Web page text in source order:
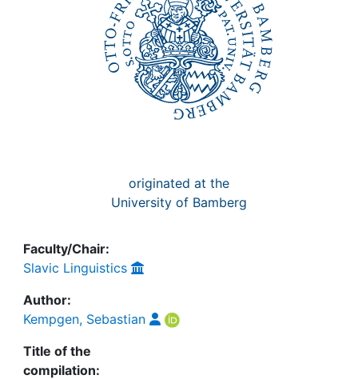
originated at the
University of Bamberg
Faculty/Chair:
Slavic Linguistics
Author:
Kempgen, Sebastian
Title of the
compilation: